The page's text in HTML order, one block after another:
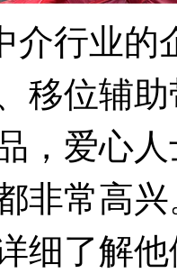
介行业的
移位辅
，爱心
非常高
细了解